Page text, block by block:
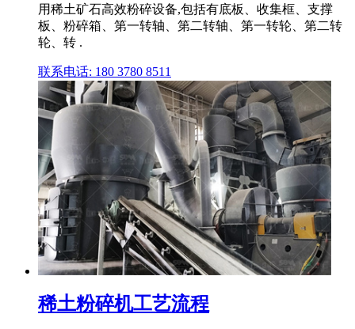
用稀土矿石高效粉碎设备,包括有底板、收集框、支撑
板、粉碎箱、第一转轴、第二转轴、第一转轮、第二转
轮、转 .
联系电话: 180 3780 8511
稀土粉碎机工艺流程